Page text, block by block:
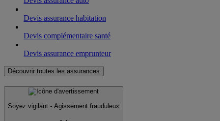
Devis assurance habitation
Devis complémentaire santé
Devis assurance emprunteur
Découvrir toutes les assurances
Soyez vigilant - Agissement frauduleux